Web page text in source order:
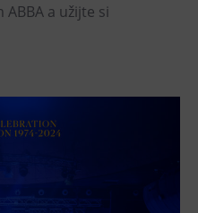
a užijte si